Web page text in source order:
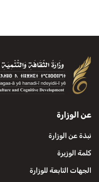
عن الوزارة
نبذة عن الوزارة
كلمة الوزيرة
الجهات التابعة للوزارة